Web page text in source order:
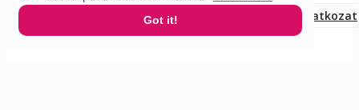
Got it!
Felhasználási feltételek Adatvédelmi nyilatkozat